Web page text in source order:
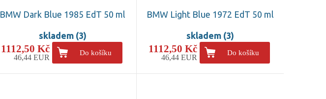
BMW Dark Blue 1985 EdT 50 ml
skladem (3)
1112,50 Kč
46,44 EUR
Do košíku
BMW Light Blue 1972 EdT 50 ml
skladem (3)
1112,50 Kč
46,44 EUR
Do košíku